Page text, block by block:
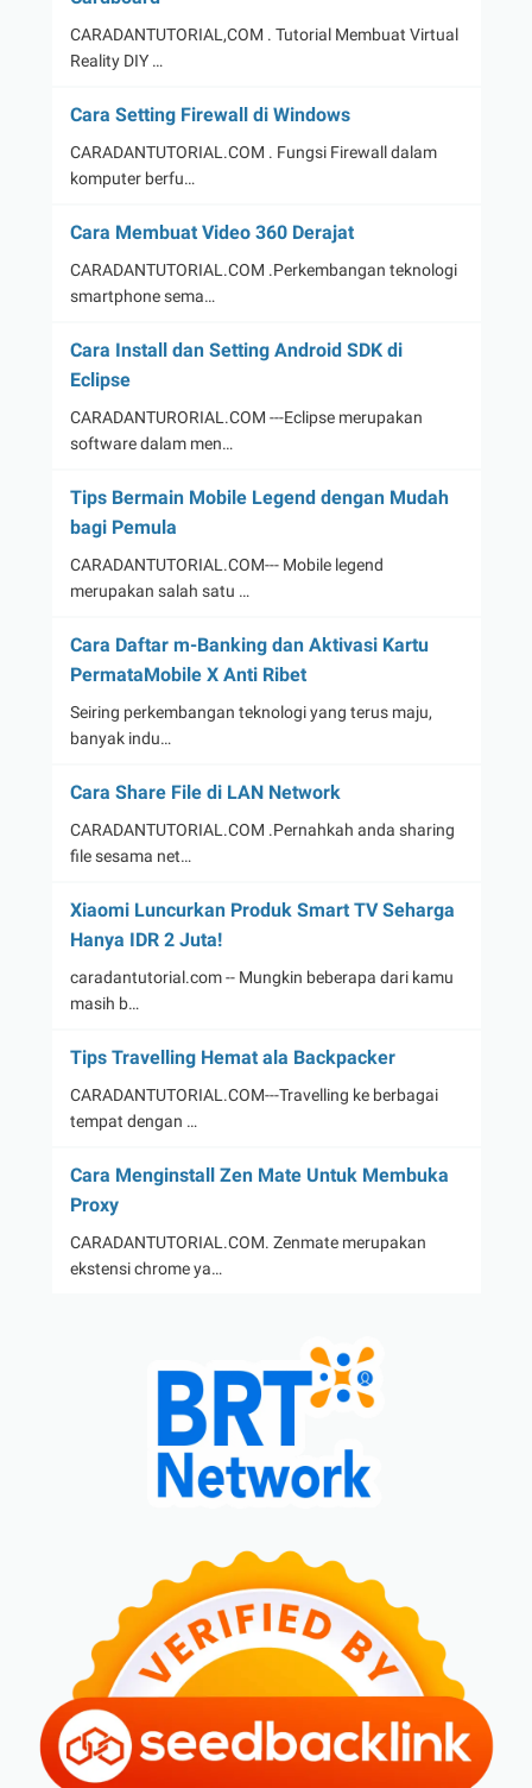
CARADANTUTORIAL,COM . Tutorial Membuat Virtual
Reality DIY …
Cara Setting Firewall di Windows
CARADANTUTORIAL.COM . Fungsi Firewall dalam
komputer berfu…
Cara Membuat Video 360 Derajat
CARADANTUTORIAL.COM .Perkembangan teknologi
smartphone sema…
Cara Install dan Setting Android SDK di
Eclipse
CARADANTURORIAL.COM ---Eclipse merupakan
software dalam men…
Tips Bermain Mobile Legend dengan Mudah
bagi Pemula
CARADANTUTORIAL.COM--- Mobile legend
merupakan salah satu …
Cara Daftar m-Banking dan Aktivasi Kartu
PermataMobile X Anti Ribet
Seiring perkembangan teknologi yang terus maju,
banyak indu…
Cara Share File di LAN Network
CARADANTUTORIAL.COM .Pernahkah anda sharing
file sesama net…
Xiaomi Luncurkan Produk Smart TV Seharga
Hanya IDR 2 Juta!
caradantutorial.com -- Mungkin beberapa dari kamu
masih b…
Tips Travelling Hemat ala Backpacker
CARADANTUTORIAL.COM---Travelling ke berbagai
tempat dengan …
Cara Menginstall Zen Mate Untuk Membuka
Proxy
CARADANTUTORIAL.COM. Zenmate merupakan
ekstensi chrome ya…